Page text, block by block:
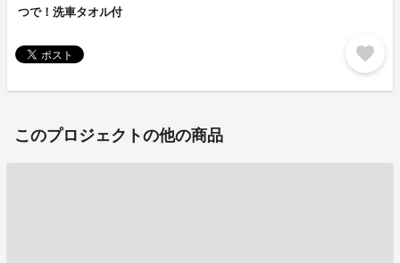
つで！洗車タオル付
favorite
このプロジェクトの他の商品